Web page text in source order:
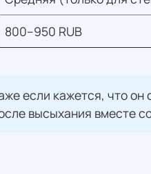
800–950 RUB
если кажется, что
высыхания вместе